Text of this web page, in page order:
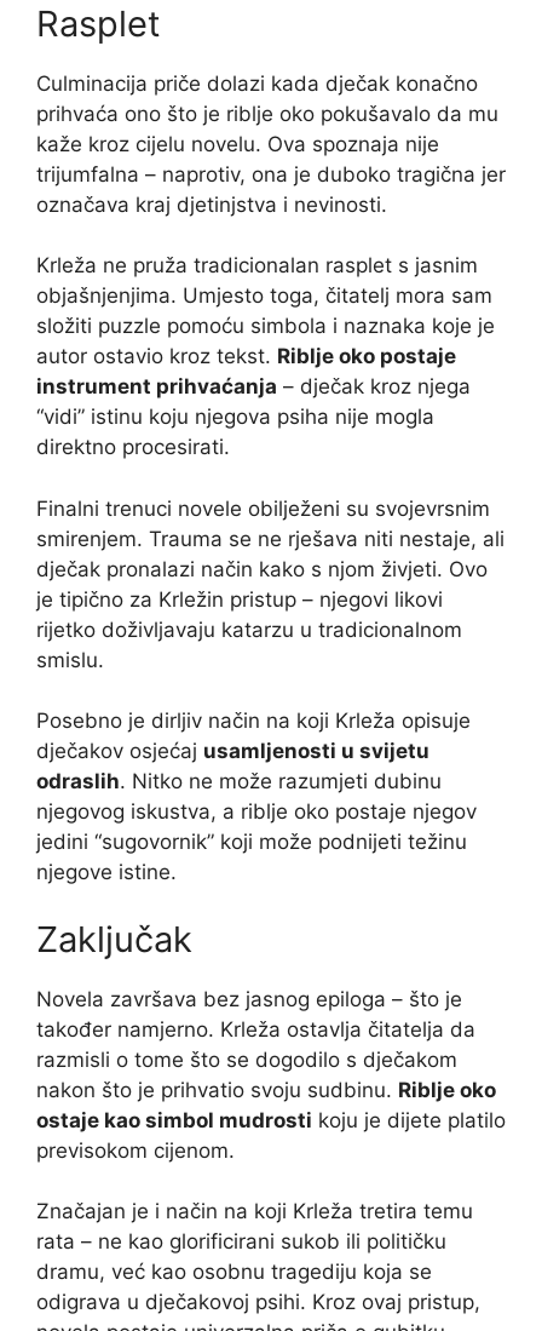
Rasplet
Culminacija priče dolazi kada dječak konačno
prihvaća ono što je riblje oko pokušavalo da mu
kaže kroz cijelu novelu. Ova spoznaja nije
trijumfalna – naprotiv, ona je duboko tragična jer
označava kraj djetinjstva i nevinosti.
Krleža ne pruža tradicionalan rasplet s jasnim
objašnjenjima. Umjesto toga, čitatelj mora sam
složiti puzzle pomoću simbola i naznaka koje je
autor ostavio kroz tekst. Riblje oko postaje
instrument prihvaćanja – dječak kroz njega
“vidi” istinu koju njegova psiha nije mogla
direktno procesirati.
Finalni trenuci novele obilježeni su svojevrsnim
smirenjem. Trauma se ne rješava niti nestaje, ali
dječak pronalazi način kako s njom živjeti. Ovo
je tipično za Krležin pristup – njegovi likovi
rijetko doživljavaju katarzu u tradicionalnom
smislu.
Posebno je dirljiv način na koji Krleža opisuje
dječakov osjećaj usamljenosti u svijetu
odraslih. Nitko ne može razumjeti dubinu
njegovog iskustva, a riblje oko postaje njegov
jedini “sugovornik” koji može podnijeti težinu
njegove istine.
Zaključak
Novela završava bez jasnog epiloga – što je
također namjerno. Krleža ostavlja čitatelja da
razmisli o tome što se dogodilo s dječakom
nakon što je prihvatio svoju sudbinu. Riblje oko
ostaje kao simbol mudrosti koju je dijete platilo
previsokom cijenom.
Značajan je i način na koji Krleža tretira temu
rata – ne kao glorificirani sukob ili političku
dramu, već kao osobnu tragediju koja se
odigrava u dječakovoj psihi. Kroz ovaj pristup,